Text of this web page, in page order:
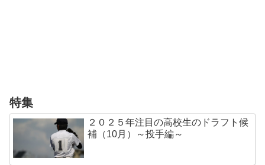
特集
２０２５年注目の高校生のドラフト候
補（10月）～投手編～